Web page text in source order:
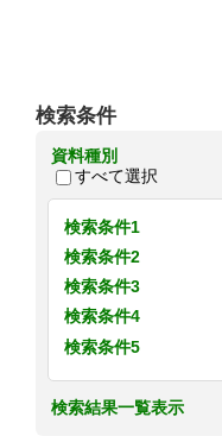
検索条件
資料種別
すべて選択
検索条件1
検索条件2
検索条件3
検索条件4
検索条件5
検索結果一覧表示